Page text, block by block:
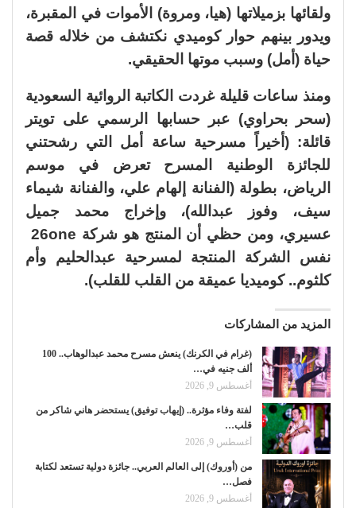
ولقائها بزميلاتها (هيا، ومروة) الأموات في المقبرة،
ويدور بينهم حوار كوميدي نكتشف من خلاله قصة
حياة (أمل) وسبب موتها الحقيقي.
ومنذ ساعات قليلة غردت الكاتبة الروائية السعودية
(سحر بحراوي) عبر حسابها الرسمي على تويتر
قائلة: (أخيراً مسرحية ساعة أمل التي رشحتني
للجائزة الوطنية المسرح تعرض في موسم
الرياض، بطولة (الفنانة إلهام علي، والفنانة شيماء
سيف، وفوز عبدالله)، وإخراج محمد جميل
نفس الشركة المنتجة لمسرحية عبدالحليم وأم
كلثوم.. كوميديا عميقة من القلب للقلب).
المزيد من المشاركات
(غرام في الكرنك) ينعش مسرح محمد عبدالوهاب.. 100
ألف جنيه في…
أغسطس 9, 2026
لفتة وفاء مؤثرة.. (إيهاب توفيق) يستحضر هاني شاكر من
قلب…
أغسطس 9, 2026
من (أوروك) إلى العالم العربي.. جائزة دولية تستعد لكتابة
فصل…
أغسطس 9, 2026